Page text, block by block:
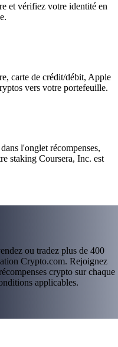
et vérifiez votre identité en
carte de crédit/débit, Apple
vers votre portefeuille.
l'onglet récompenses,
staking Coursera, Inc. est
ou tradez plus de 400
Crypto.com. Rejoignez
crypto sur chaque
applicables.